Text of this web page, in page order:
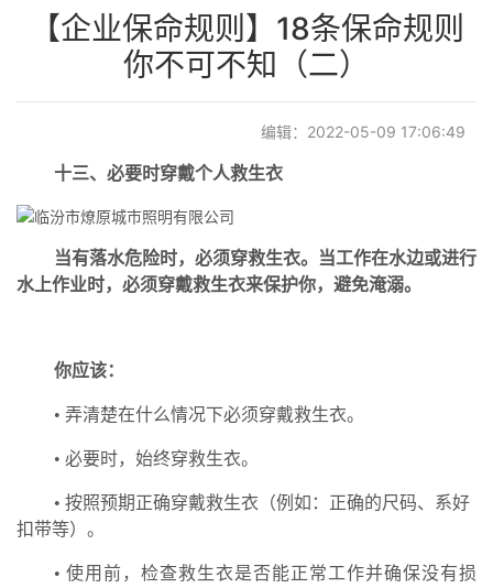
【企业保命规则】18条保命规则
你不可不知（二）
编辑：2022-05-09 17:06:49
十三、 必要时穿戴个人救生衣
当有落水危险时，必须穿救生衣。当工作在水边或进行
水上作业时，必须穿戴救生衣来保护你，避免淹溺。
你应该：
• 弄清楚在什么情况下必须穿戴救生衣。
• 必要时，始终穿救生衣。
• 按照预期正确穿戴救生衣（例如：正确的尺码、系好
扣带等）。
• 使用前，检查救生衣是否能正常工作并确保没有损